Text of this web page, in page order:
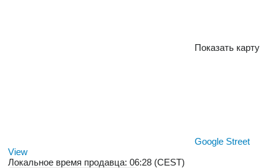
Показать карту
Google Street
View
Локальное время продавца: 06:28 (CEST)